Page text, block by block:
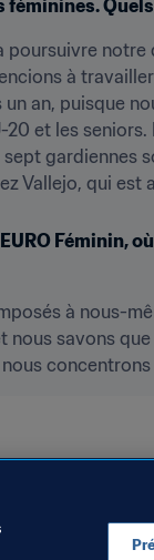
féminines.
à
an, puisque
et les
gardiennes
Vallejo, qui est
Féminin,
à nous-
nous savons